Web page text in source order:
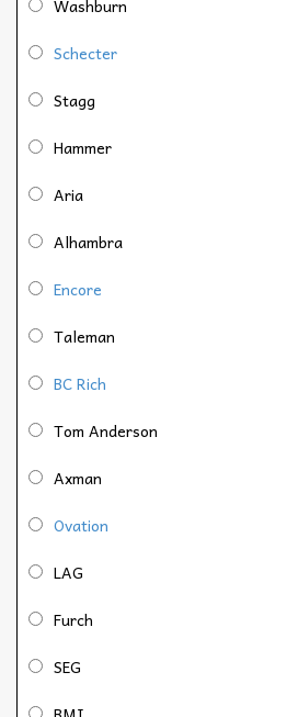
Washburn
Schecter
Stagg
Hammer
Aria
Alhambra
Encore
Taleman
BC Rich
Tom Anderson
Axman
Ovation
LAG
Furch
SEG